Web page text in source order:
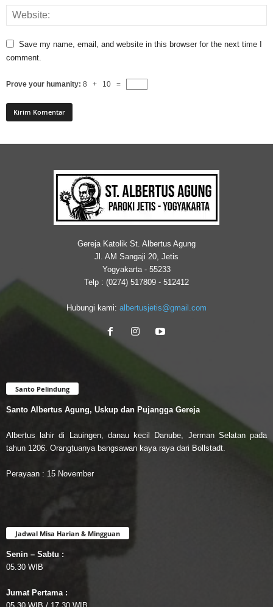
Save my name, email, and website in this browser for the next time I
comment.
Prove your humanity: 8 + 10 =
Gereja Katolik St. Albertus Agung
Jl. AM Sangaji 20, Jetis
Yogyakarta - 55233
Telp : (0274) 517809 - 512412
Hubungi kami: albertusjetis@gmail.com
Santo Pelindung
Santo Albertus Agung, Uskup dan Pujangga Gereja
Albertus lahir di Lauingen, danau kecil Danube, Jerman Selatan pada
tahun 1206. Orangtuanya bangsawan kaya raya dari Bollstadt.
Perayaan : 15 November
Jadwal Misa Harian & Mingguan
Senin – Sabtu :
05.30 WIB
Jumat Pertama :